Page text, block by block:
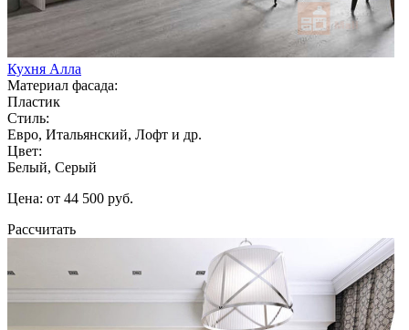
Кухня Алла
Материал фасада:
Пластик
Стиль:
Евро, Итальянский, Лофт и др.
Цвет:
Белый, Серый
Цена: от 44 500 руб.
Рассчитать